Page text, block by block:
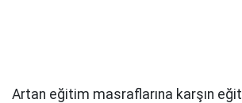
Artan eğitim masraflarına karşın